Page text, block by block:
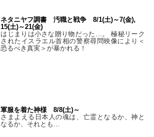
ネタニヤフ調書 汚職と戦争 8/1(土)～7(金),
15(土)～21(金)
はじまりは小さな贈り物だった…。 極秘リーク
されたイスラエル首相の警察尋問映像により＜
恐るべき真実＞が暴かれる！
軍服を着た神様 8/8(土)～
さまよえる日本人の魂は、亡霊となるか、神と
なるか、それとも…